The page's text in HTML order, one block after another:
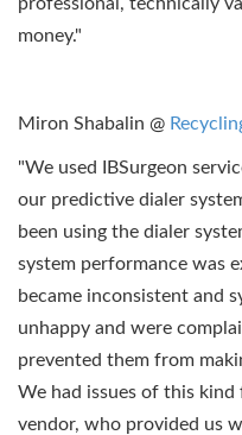
money."
Miron Shabalin @
"We used IBSurgeon
our predictive dialer
been using the dialer
system performance was
became inconsistent and
unhappy and were
prevented them from
We had issues of this
vendor, who provided us